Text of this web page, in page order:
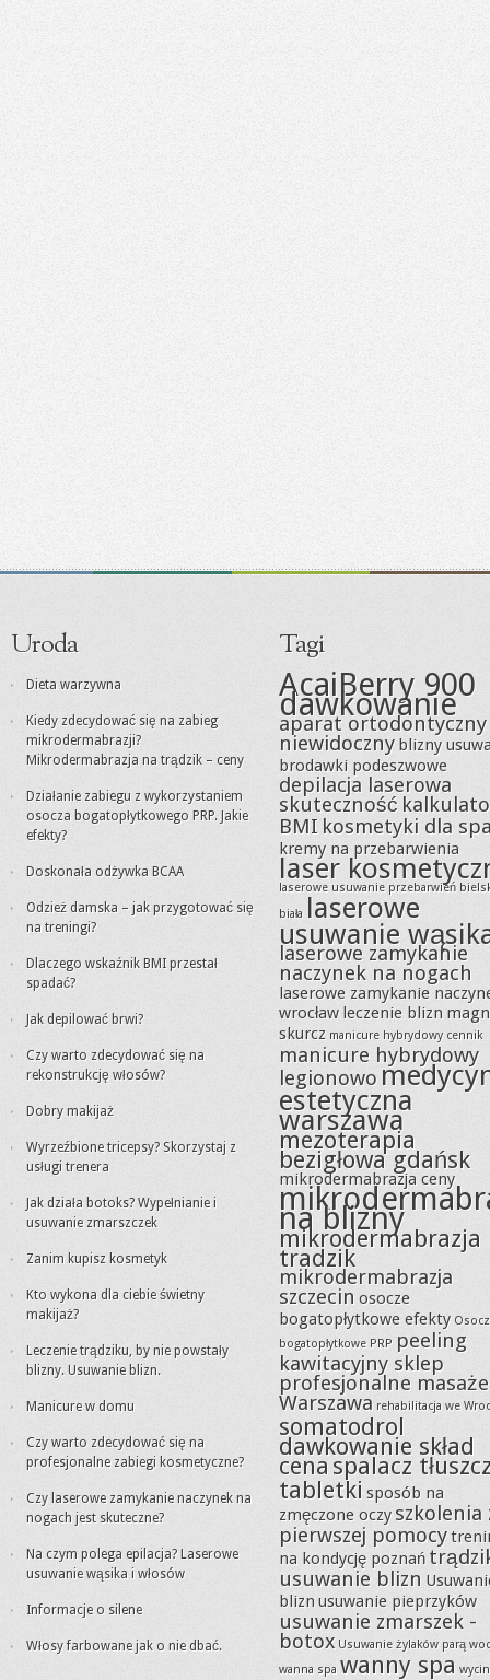
Uroda
Dieta warzywna
Kiedy zdecydować się na zabieg
mikrodermabrazji?
Mikrodermabrazja na trądzik – ceny
Działanie zabiegu z wykorzystaniem
osocza bogatopłytkowego PRP. Jakie
efekty?
Doskonała odżywka BCAA
Odzież damska – jak przygotować się
na treningi?
Dlaczego wskaźnik BMI przestał
spadać?
Jak depilować brwi?
Czy warto zdecydować się na
rekonstrukcję włosów?
Dobry makijaż
Wyrzeźbione tricepsy? Skorzystaj z
usługi trenera
Jak działa botoks? Wypełnianie i
usuwanie zmarszczek
Zanim kupisz kosmetyk
Kto wykona dla ciebie świetny
makijaż?
Leczenie trądziku, by nie powstały
blizny. Usuwanie blizn.
Manicure w domu
Czy warto zdecydować się na
profesjonalne zabiegi kosmetyczne?
Czy laserowe zamykanie naczynek na
nogach jest skuteczne?
Na czym polega epilacja? Laserowe
usuwanie wąsika i włosów
Informacje o silene
Włosy farbowane jak o nie dbać.
Tagi
AcaiBerry 900
dawkowanie
aparat ortodontyczny
niewidoczny blizny
brodawki podeszwowe
depilacja laserowa
skuteczność
BMI kosmetyki dla
kremy na przebarwienia
laser
laserowe usuwanie przebarwień
biała laserowe
usuwanie
laserowe zamykanie
naczynek na nogach
laserowe zamykanie
wrocław leczenie blizn
skurcz manicure hybrydowy cennik
manicure hybrydowy
legionowo
estetyczna
warszawa
mezoterapia
bezigłowa gdańsk
mikrodermabrazja ceny
na blizny
mikrodermabrazja
tradzik
mikrodermabrazja
szczecin osocze
bogatopłytkowe efekty
bogatopłytkowe PRP peeling
kawitacyjny sklep
profesjonalne masaże
Warszawa rehabilitacja we
somatodrol
dawkowanie skład
cenaspalacz
tabletki sposób na
zmęczone oczy szkolenia
pierwszej pomocy
na kondycję poznań
usuwanie blizn
blizn usuwanie pieprzyków
usuwanie zmarszek -
botox Usuwanie żylaków parą
wanna spa wanny spa